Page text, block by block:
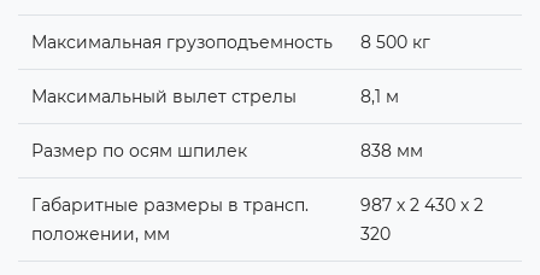
Максимальная грузоподъемность 8 500 кг
Максимальный вылет стрелы 8,1 м
Размер по осям шпилек 838 мм
Габаритные размеры в трансп.
положении, мм
987 х 2 430 х 2
320